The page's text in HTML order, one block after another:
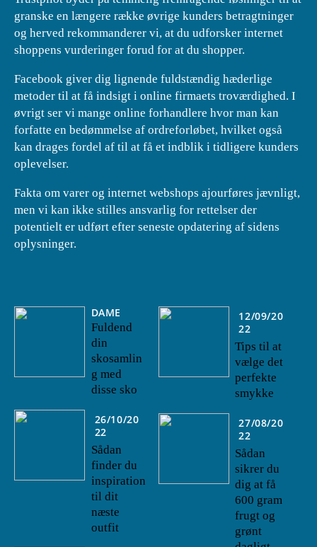
granske en længere række øvrige kunders betragtninger
og herved rekommanderer vi, at du udforsker internet
shoppens vurderinger forud for at du shopper.
Facebook giver dig lignende fuldstændig hæderlige
metoder til at få indsigt i online firmaets troværdighed. I
øvrigt ser vi mange online forhandlere hvor man kan
forfatte en bedømmelse af ordreforløbet, hvilket også
kan drages fordel af til at få et indblik i tidligere kunders
oplevelser.
Fakta om varer og internet webshops ajourføres jævnligt,
men vi kan ikke stilles ansvarlig for rettelser der
potentielt er udført efter seneste opdatering af sidens
oplysninger.
DAME
Fuldend
din
skosamlin
g med
disse sko
26/10/20
22
Sådan
finder du
inspiration
til dit
næste
outfit
12/09/20
22
Tips til at
vælge det
perfekte
smykke
27/08/20
22
Sådan
sikrer du
dig at få
600 gram
frugt og
grønt